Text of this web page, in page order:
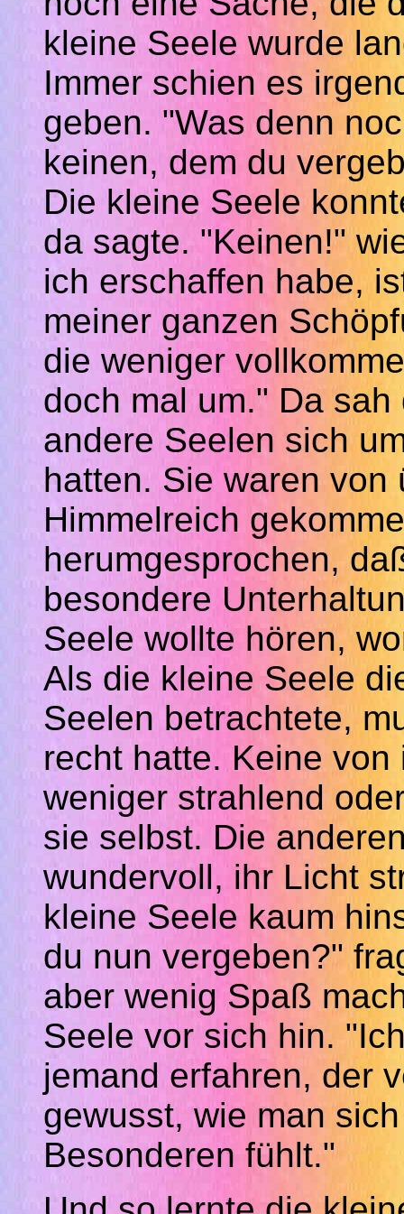
kleine Seele wurde
Immer schien es
geben. "Was denn
keinen, dem du
Die kleine Seele
da sagte. "Keinen!"
ich erschaffen habe,
meiner ganzen
die weniger
doch mal um." Da
andere Seelen sich
hatten. Sie waren von
Himmelreich
herumgesprochen,
besondere
Seele wollte hören,
Als die kleine Seele
Seelen betrachtete,
recht hatte. Keine
weniger strahlend
sie selbst. Die
wundervoll, ihr Licht
kleine Seele kaum
du nun vergeben?"
aber wenig Spaß
Seele vor sich hin.
jemand erfahren, der
gewusst, wie man
Besonderen fühlt."